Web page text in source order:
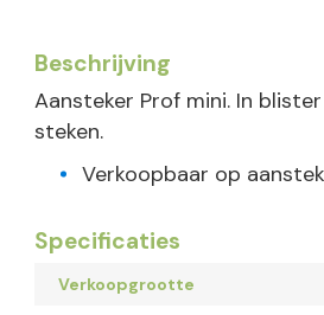
Beschrijving
Aansteker Prof mini. In
steken.
Verkoopbaar op
Specificaties
Verkoopgrootte